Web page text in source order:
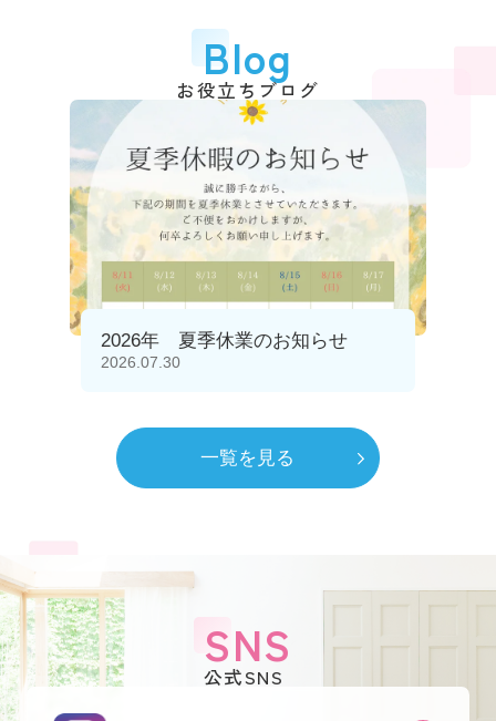
Blog
お役立ちブログ
2026年 夏季休業のお知らせ
2026.07.30
一覧を見る
SNS
公式SNS